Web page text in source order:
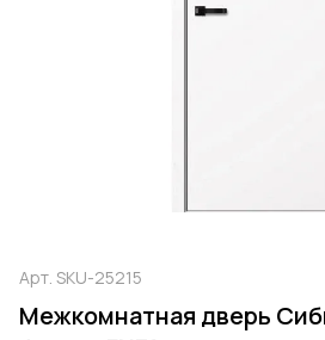
Арт. SKU-25215
Межкомнатная дверь